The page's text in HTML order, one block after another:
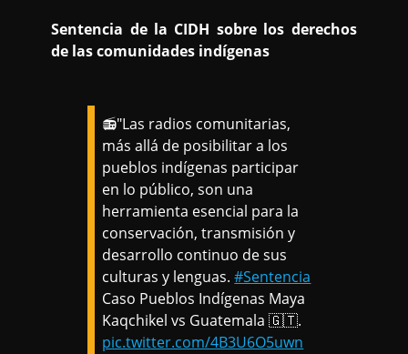
Sentencia de la CIDH sobre los derechos
de las comunidades indígenas
📻"Las radios comunitarias,
más allá de posibilitar a los
pueblos indígenas participar
en lo público, son una
herramienta esencial para la
conservación, transmisión y
desarrollo continuo de sus
culturas y lenguas.#Sentencia
Caso Pueblos Indígenas Maya
Kaqchikel vs Guatemala 🇬🇹.
pic.twitter.com/4B3U6O5uwn